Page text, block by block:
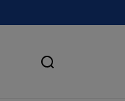
Търсене